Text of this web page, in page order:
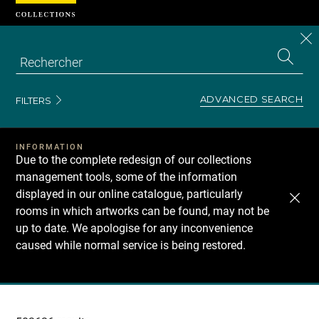
FILTERS ADVANCED SEARCH
INFORMATION
Due to the complete redesign of our collections
management tools, some of the information
displayed in our online catalogue, particularly
rooms in which artworks can be found, may not be
up to date. We apologise for any inconvenience
caused while normal service is being restored.
Recherche
Cookies management panel